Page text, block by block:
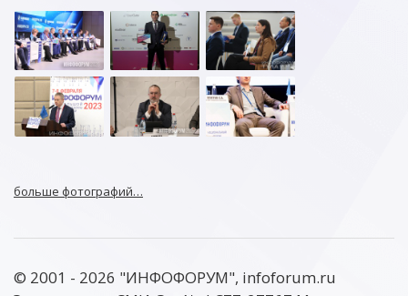
больше фотографий…
© 2001 - 2026 "ИНФОФОРУМ", infoforum.ru